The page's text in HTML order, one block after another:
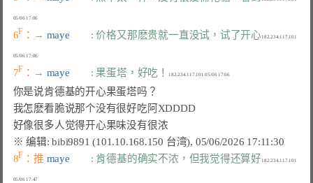
6F ：→ maye : 价格又那麽贵就一直没试，试了开心 182.234.117.101
7F ：→ maye : 果蛋塔，好吃！
你是说肯德基的开心果蛋塔吗？
我怎麽看脆说那个没有很好吃阿XDDDD
8F ：推 maye : 肯德基的确实不浓，但我觉得还算好 182.234.117.101